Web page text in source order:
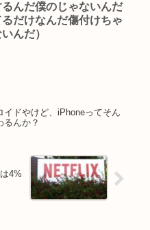
んだ僕のじゃないんだ
だけなんだ傷付けちゃ
んだ）
イドやけど、iPhoneってそん
るんか？
4%